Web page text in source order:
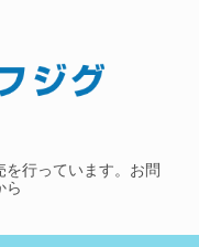
行っています。お問
ら